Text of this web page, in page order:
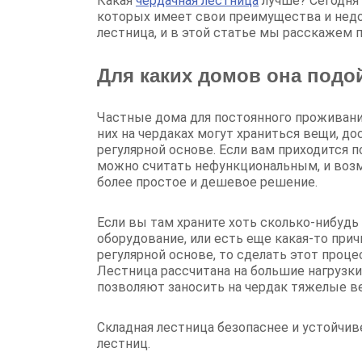
которых имеет свои преимущества и
лестница, и в этой статье мы расскажем
Для каких домов она
Частные дома для постоянного
них на чердаках могут храниться вещи,
регулярной основе. Если вам приходится
можно считать нефункциональным, и
более простое и дешевое решение.
Если вы там храните хоть сколько-
оборудование, или есть еще какая-то
регулярной основе, то сделать этот
Лестница рассчитана на большие
позволяют заносить на чердак тяжелые
Складная лестница безопаснее и
лестниц.